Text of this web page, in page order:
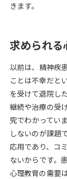
志望校・出願校
併願校選び
先輩が入学を決めた
新生活お役立ちガイ
きます。
求められる
以前は、精神疾
ことは不幸だと
を受けて退院し
継続や治療の受
究でわかってい
しないのが課題
応用であり、コ
ないからです。
心理教育の需要